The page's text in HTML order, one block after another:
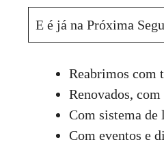
E é já na Próxima
Reabrimos com
Renovados,
Com sistema de
Com eventos e